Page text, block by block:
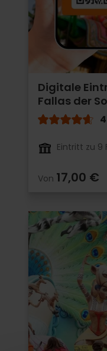
Digitale
Fallas der
Eintritt zu 9
Von 17,00 €